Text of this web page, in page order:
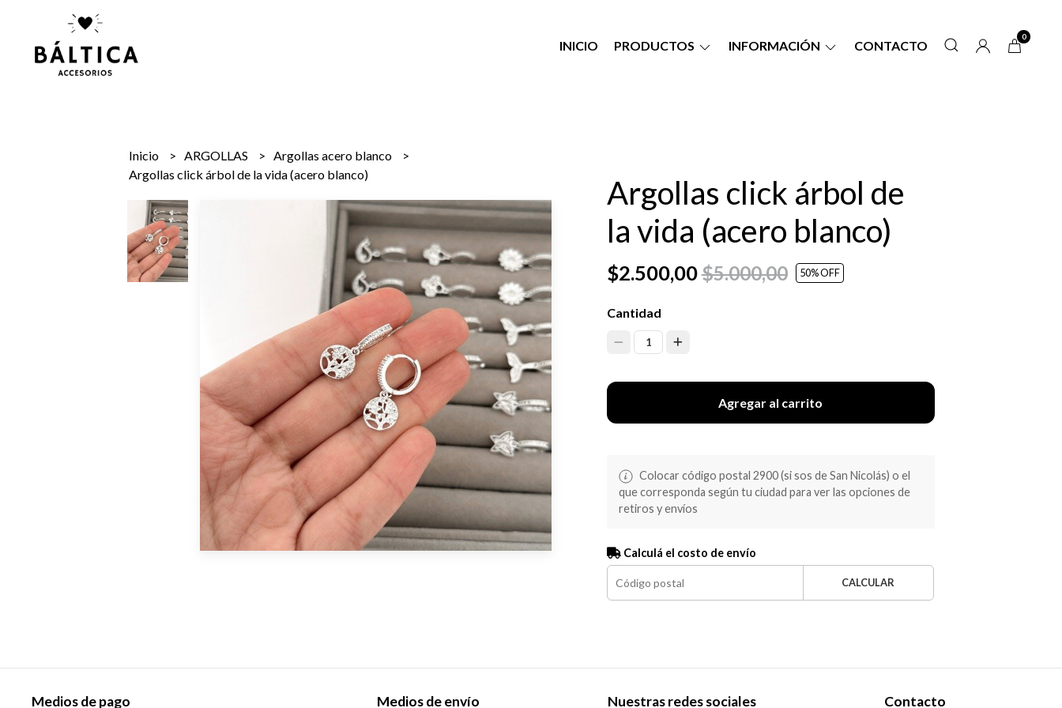
INICIO PRODUCTOS INFORMACIÓN CONTACTO
0
Inicio ARGOLLAS
Argollas acero blanco
Argollas click árbol de la vida (acero blanco)
Argollas click árbol de
la vida (acero blanco)
$2.500,00$5.000,00 50% OFF
Cantidad
1
Agregar al carrito
Colocar código postal 2900 (si sos de San Nicolás) o el
que corresponda según tu ciudad para ver las opciones de
retiros y envíos
Calculá el costo de envío
CALCULAR
Medios de pago Medios de envío Nuestras redes sociales Contacto